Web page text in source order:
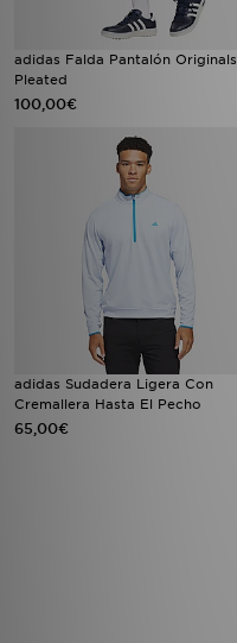
adidas Falda Pantalón Originals
Pleated
100,00€
adidas Sudadera Ligera Con
Cremallera Hasta El Pecho
65,00€